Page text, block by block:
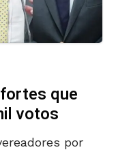
que
votos
por